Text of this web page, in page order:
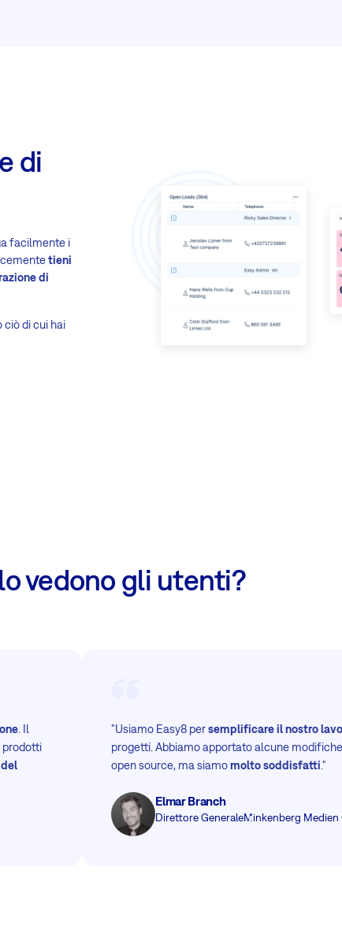
di
facilmente i
tieni
di
di cui hai
vedono gli utenti?
. Il
prodotti
Elmar Branch
Direttore GeneraleMinkenberg Medien
"Usiamo Easy8 persemplificare il nostro
progetti. Abbiamo apportato alcune
open source, ma siamomolto soddisfatti ."